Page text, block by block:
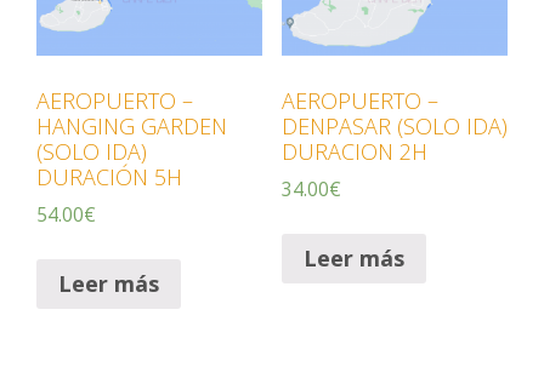
AEROPUERTO –
HANGING GARDEN
(SOLO IDA)
DURACIÓN 5H
54.00€
Leer más
AEROPUERTO –
DENPASAR (SOLO IDA)
DURACION 2H
34.00€
Leer más